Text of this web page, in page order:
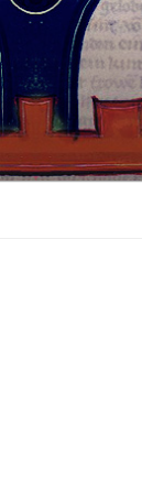
Zum
springen